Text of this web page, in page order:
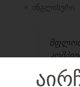
ინგლისური.
(MRI).